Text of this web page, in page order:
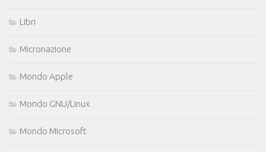
Libri
Micronazione
Mondo Apple
Mondo GNU/Linux
Mondo Microsoft